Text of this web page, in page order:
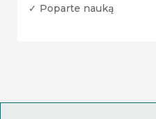
✓ Poparte nauką